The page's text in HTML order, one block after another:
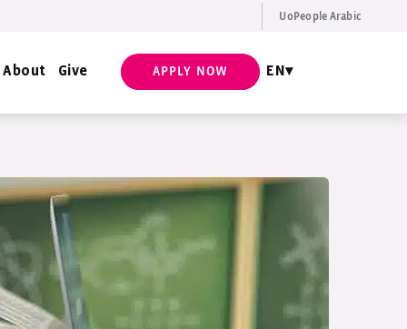
UoPeople Arabic
About Give APPLY NOW EN